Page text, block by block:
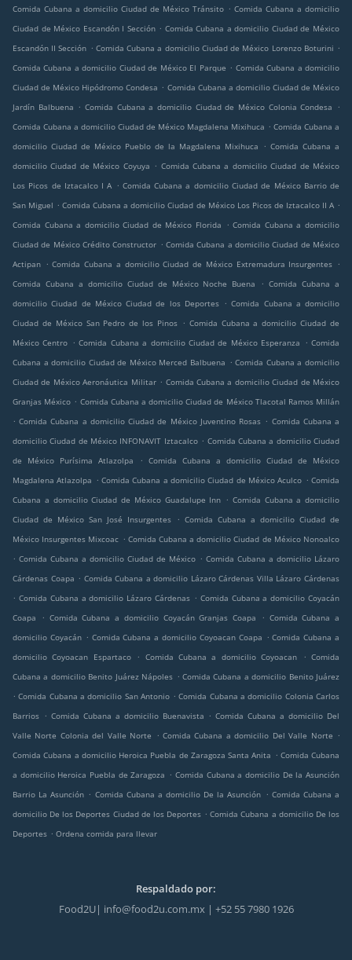
Comida Cubana a domicilio Ciudad de México Tránsito . Comida Cubana a domicilio
Ciudad de México Escandón I Sección . Comida Cubana a domicilio Ciudad de México
Escandón II Sección . Comida Cubana a domicilio Ciudad de México Lorenzo Boturini .
Comida Cubana a domicilio Ciudad de México El Parque . Comida Cubana a domicilio
Ciudad de México Hipódromo Condesa . Comida Cubana a domicilio Ciudad de México
Jardín Balbuena . Comida Cubana a domicilio Ciudad de México Colonia Condesa
.
Comida Cubana a domicilio Ciudad de México Magdalena Mixihuca . Comida Cubana a
domicilio Ciudad de México Pueblo de la Magdalena Mixihuca
. Comida Cubana a
domicilio Ciudad de México Coyuya . Comida Cubana a domicilio Ciudad de México
Los Picos de Iztacalco I A . Comida Cubana a domicilio Ciudad de México Barrio de
San Miguel . Comida Cubana a domicilio Ciudad de México Los Picos de Iztacalco II A .
Comida Cubana a domicilio Ciudad de México Florida
. Comida Cubana a domicilio
Ciudad de México Crédito Constructor . Comida Cubana a domicilio Ciudad de México
Actipan . Comida Cubana a domicilio Ciudad de México Extremadura Insurgentes .
Comida Cubana a domicilio Ciudad de México Noche Buena
. Comida Cubana a
domicilio Ciudad de México Ciudad de los Deportes . Comida Cubana a domicilio
Ciudad de México San Pedro de los Pinos . Comida Cubana a domicilio Ciudad de
México Centro . Comida Cubana a domicilio Ciudad de México Esperanza . Comida
Cubana a domicilio Ciudad de México Merced Balbuena . Comida Cubana a domicilio
Ciudad de México Aeronáutica Militar . Comida Cubana a domicilio Ciudad de México
Granjas México . Comida Cubana a domicilio Ciudad de México Tlacotal Ramos Millán
. Comida Cubana a domicilio Ciudad de México Juventino Rosas . Comida Cubana a
domicilio Ciudad de México INFONAVIT Iztacalco . Comida Cubana a domicilio Ciudad
de México Purísima Atlazolpa
. Comida Cubana a domicilio Ciudad de México
Magdalena Atlazolpa . Comida Cubana a domicilio Ciudad de México Aculco . Comida
Cubana a domicilio Ciudad de México Guadalupe Inn . Comida Cubana a domicilio
Ciudad de México San José Insurgentes
. Comida Cubana a domicilio Ciudad de
México Insurgentes Mixcoac . Comida Cubana a domicilio Ciudad de México Nonoalco
. Comida Cubana a domicilio Ciudad de México . Comida Cubana a domicilio Lázaro
Cárdenas Coapa . Comida Cubana a domicilio Lázaro Cárdenas Villa Lázaro Cárdenas
. Comida Cubana a domicilio Lázaro Cárdenas . Comida Cubana a domicilio Coyacán
Coapa
. Comida Cubana a domicilio Coyacán Granjas Coapa . Comida Cubana a
domicilio Coyacán . Comida Cubana a domicilio Coyoacan Coapa . Comida Cubana a
domicilio Coyoacan Espartaco
. Comida Cubana a domicilio Coyoacan . Comida
Cubana a domicilio Benito Juárez Nápoles . Comida Cubana a domicilio Benito Juárez
. Comida Cubana a domicilio San Antonio . Comida Cubana a domicilio Colonia Carlos
Barrios . Comida Cubana a domicilio Buenavista . Comida Cubana a domicilio Del
Valle Norte Colonia del Valle Norte
. Comida Cubana a domicilio Del Valle Norte .
Comida Cubana a domicilio Heroica Puebla de Zaragoza Santa Anita . Comida Cubana
a domicilio Heroica Puebla de Zaragoza . Comida Cubana a domicilio De la Asunción
Barrio La Asunción . Comida Cubana a domicilio De la Asunción . Comida Cubana a
domicilio De los Deportes Ciudad de los Deportes . Comida Cubana a domicilio De los
Deportes . Ordena comida para llevar
Respaldado por:
Food2U| info@food2u.com.mx | +52 55 7980 1926